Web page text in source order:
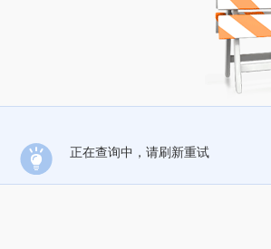
正在查询中，请刷新重试